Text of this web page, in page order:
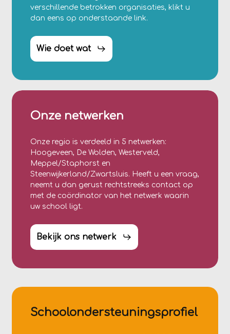
verschillende betrokken organisaties, klikt u
dan eens op onderstaande link.
Wie doet wat
Onze netwerken
Onze regio is verdeeld in 5 netwerken:
Hoogeveen, De Wolden, Westerveld,
Meppel/Staphorst en
Steenwijkerland/Zwartsluis. Heeft u een vraag,
neemt u dan gerust rechtstreeks contact op
met de coördinator van het netwerk waarin
uw school ligt.
Bekijk ons netwerk
Schoolondersteuningsprofiel